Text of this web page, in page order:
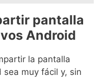
pantalla
Android
la pantalla
muy fácil y, sin